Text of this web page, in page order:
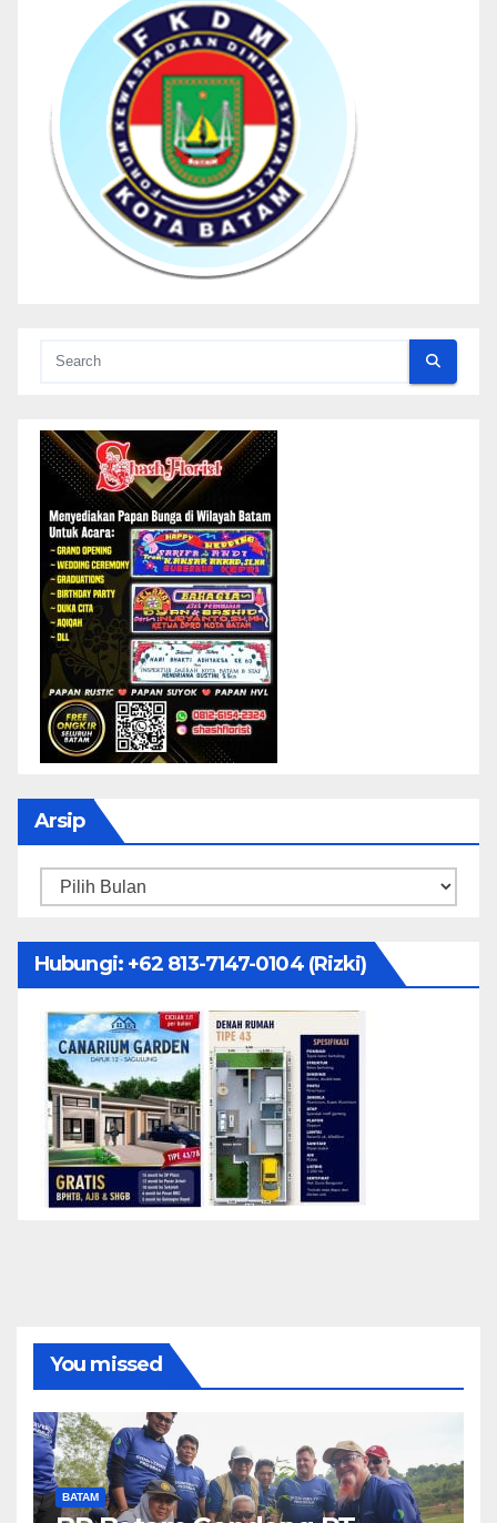
Arsip
Arsip
Hubungi: ‪+62 813-7147-0104‬ (Rizki)
You missed
BATAM